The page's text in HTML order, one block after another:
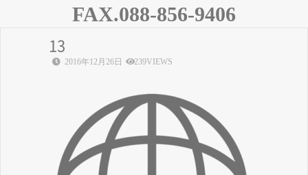
FAX.088-856-9406
13
2016年12月26日 239VIEWS